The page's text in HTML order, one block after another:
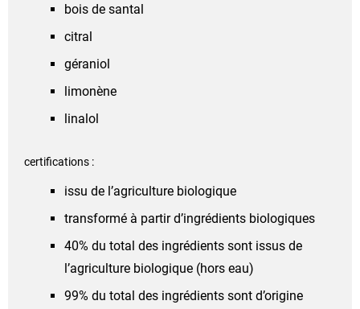
bois de santal
citral
géraniol
limonène
linalol
certifications :
issu de l’agriculture biologique
transformé à partir d’ingrédients biologiques
40% du total des ingrédients sont issus de
l’agriculture biologique (hors eau)
99% du total des ingrédients sont d’origine